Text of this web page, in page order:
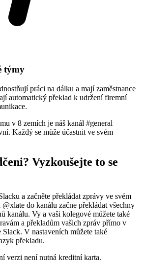
týmy
práci na dálku a mají zaměstnance
automatický překlad k udržení firemní
v 8 zemích je náš kanál #general
Každý se může účastnit ve svém
Vyzkoušejte to se
a začněte překládat zprávy ve svém
do kanálu začne překládat všechny
kanálu. Vy a vaši kolegové můžete také
a překladům vašich zpráv přímo v
V nastaveních můžete také
překladu.
verzi není nutná kreditní karta.